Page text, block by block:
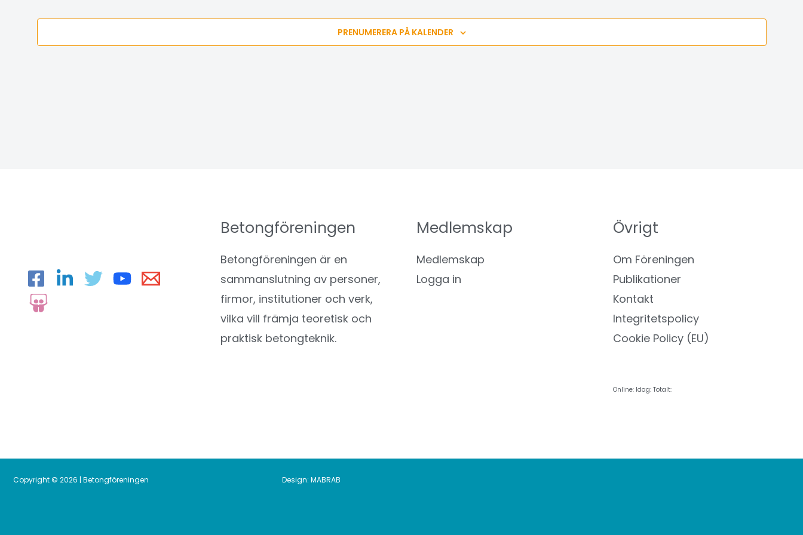
PRENUMERERA PÅ KALENDER
Betongföreningen
Betongföreningen är en
sammanslutning av personer,
firmor, institutioner och verk,
vilka vill främja teoretisk och
praktisk betongteknik.
Medlemskap
Medlemskap
Logga in
Övrigt
Om Föreningen
Publikationer
Kontakt
Integritetspolicy
Cookie Policy (EU)
Online: Idag: Totalt:
Copyright © 2026 | Betongföreningen Design: MABRAB